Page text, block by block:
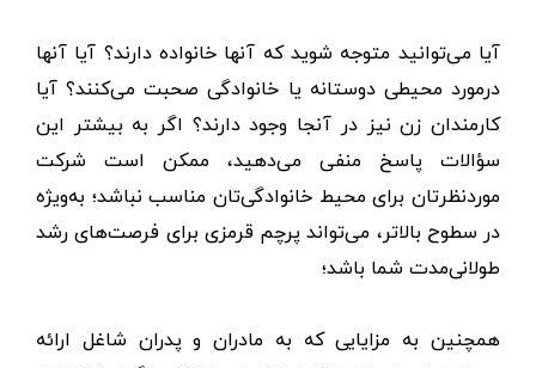
آیا می‌توانید متوجه شوید که آنها خانواده دارند؟ آیا آنها
درمورد محیطی دوستانه یا خانوادگی صحبت می‌کنند؟ آیا
کارمندان زن نیز در آنجا وجود دارند؟ اگر به بیشتر این
سؤالات پاسخ منفی می‌دهید، ممکن است شرکت
موردنظرتان برای محیط خانوادگی‌تان مناسب نباشد؛ به‌ویژه
در سطوح بالاتر، می‌تواند پرچم قرمزی برای فرصت‌های رشد
طولانی‌مدت شما باشد؛
همچنین به مزایایی که به مادران و پدران شاغل ارائه